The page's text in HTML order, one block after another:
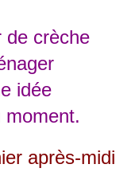
de crèche
idée
moment.
après-midi